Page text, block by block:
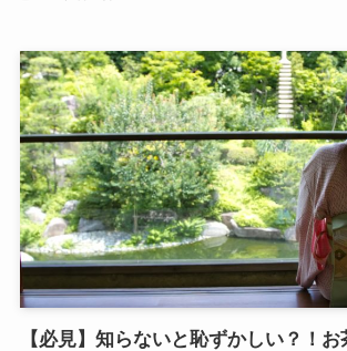
【必見】知らないと恥ずかしい？！